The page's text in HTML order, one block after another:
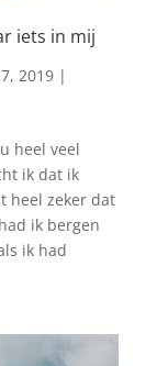
iets in mij
2019|
heel veel
ik dat ik
heel zeker dat
ik bergen
ik had